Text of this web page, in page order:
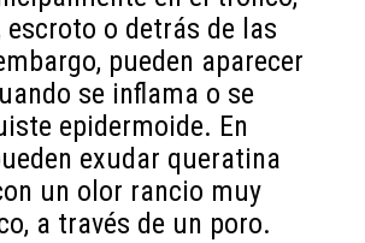
escroto o detrás de las
pueden aparecer
se inflama o se
epidermoide. En
exudar queratina
un olor rancio muy
a través de un poro.